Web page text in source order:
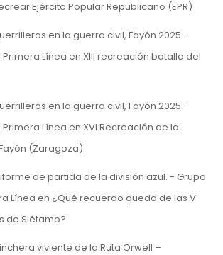
Ejército Popular Republicano (EPR)
en la guerra civil, Fayón 2025 -
Línea en XIII recreación batalla del
en la guerra civil, Fayón 2025 -
Línea en XVI Recreación de la
(Zaragoza)
de partida de la división azul. - Grupo
Línea en ¿Qué recuerdo queda de las V
de Siétamo?
viviente de la Ruta Orwell –